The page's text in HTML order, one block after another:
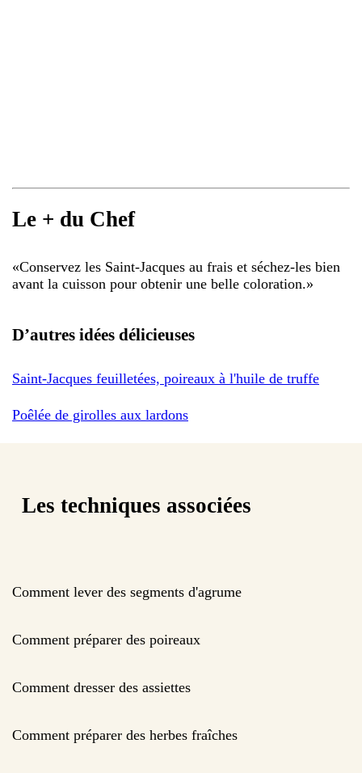
Le + du Chef
«Conservez les Saint-Jacques au frais et séchez-les bien
avant la cuisson pour obtenir une belle coloration.»
D’autres idées délicieuses
Saint-Jacques feuilletées, poireaux à l'huile de truffe
Poêlée de girolles aux lardons
Les techniques associées
Comment lever des segments d'agrume
Comment préparer des poireaux
Comment dresser des assiettes
Comment préparer des herbes fraîches